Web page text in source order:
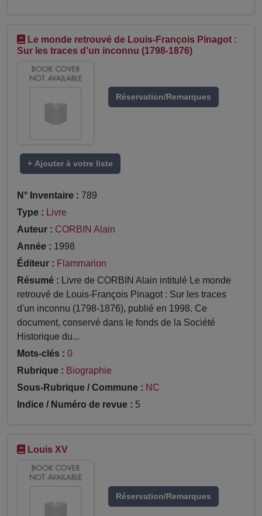
Le monde retrouvé de Louis-François Pinagot :
Sur les traces d'un inconnu (1798-1876)
Réservation/Remarques
+ Ajouter à votre liste
N° Inventaire : 789
Type : Livre
Auteur : CORBIN Alain
Année : 1998
Éditeur : Flammarion
Résumé : Livre de CORBIN Alain intitulé Le monde
retrouvé de Louis-François Pinagot : Sur les traces
d'un inconnu (1798-1876), publié en 1998. Ce
document, conservé dans le fonds de la Société
Historique du...
Mots-clés : 0
Rubrique : Biographie
Sous-Rubrique / Commune : NC
Indice / Numéro de revue : 5
Louis XV
Réservation/Remarques